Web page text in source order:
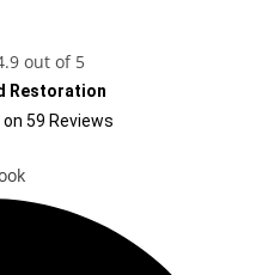
out of 5
Restoration
59 Reviews